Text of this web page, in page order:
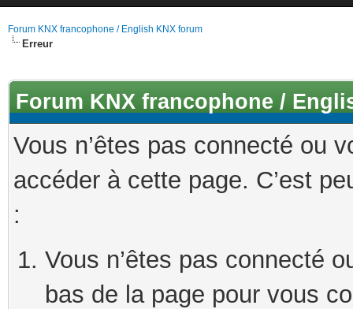
Forum KNX francophone / English KNX forum
Erreur
Forum KNX francophone /
Vous n’êtes pas connecté ou
accéder à cette page. C’est
:
Vous n’êtes pas connecté
bas de la page pour vous